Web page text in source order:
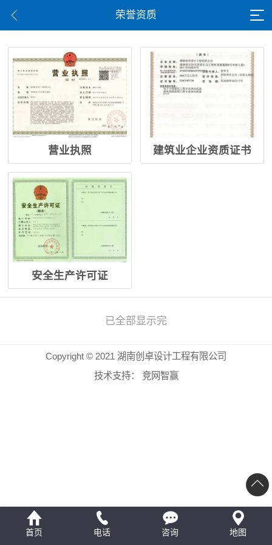
荣誉资质
营业执照 建筑业企业资质证书
安全生产许可证
已全部显示完
首页 电话 咨询 地图
Copyright © 2021 湖南创卓设计工程有限公司
技术支持：
竞网智赢